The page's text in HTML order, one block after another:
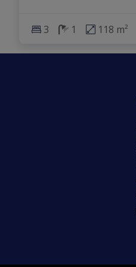
3 1 118 m²